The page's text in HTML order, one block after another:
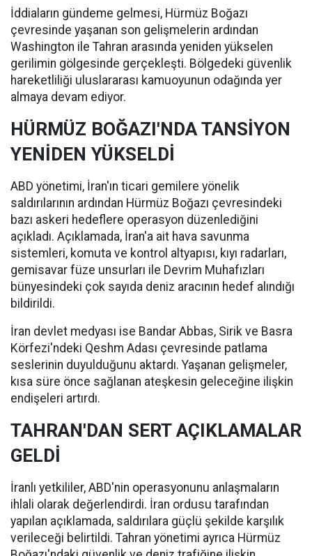
İddiaların gündeme gelmesi, Hürmüz Boğazı
çevresinde yaşanan son gelişmelerin ardından
Washington ile Tahran arasında yeniden yükselen
gerilimin gölgesinde gerçekleşti. Bölgedeki güvenlik
hareketliliği uluslararası kamuoyunun odağında yer
almaya devam ediyor.
HÜRMÜZ BOĞAZI'NDA TANSİYON
YENİDEN YÜKSELDİ
ABD yönetimi, İran'ın ticari gemilere yönelik
saldırılarının ardından Hürmüz Boğazı çevresindeki
bazı askeri hedeflere operasyon düzenlediğini
açıkladı. Açıklamada, İran'a ait hava savunma
sistemleri, komuta ve kontrol altyapısı, kıyı radarları,
gemisavar füze unsurları ile Devrim Muhafızları
bünyesindeki çok sayıda deniz aracının hedef alındığı
bildirildi.
İran devlet medyası ise Bandar Abbas, Sirik ve Basra
Körfezi'ndeki Qeshm Adası çevresinde patlama
seslerinin duyulduğunu aktardı. Yaşanan gelişmeler,
kısa süre önce sağlanan ateşkesin geleceğine ilişkin
endişeleri artırdı.
TAHRAN'DAN SERT AÇIKLAMALAR
GELDİ
İranlı yetkililer, ABD'nin operasyonunu anlaşmaların
ihlali olarak değerlendirdi. İran ordusu tarafından
yapılan açıklamada, saldırılara güçlü şekilde karşılık
verileceği belirtildi. Tahran yönetimi ayrıca Hürmüz